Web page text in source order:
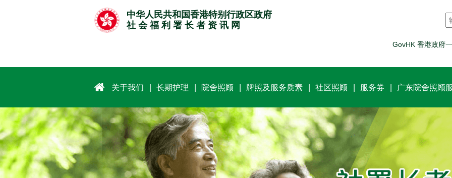
中华人民共和国香港特别行政区政府
社 会 福 利 署 长 者 资 讯 网
GovHK 香港政府
关于我们 长期护理 院舍照顾 牌照及服务质素 社区照顾 服务券 广东院舍照顾